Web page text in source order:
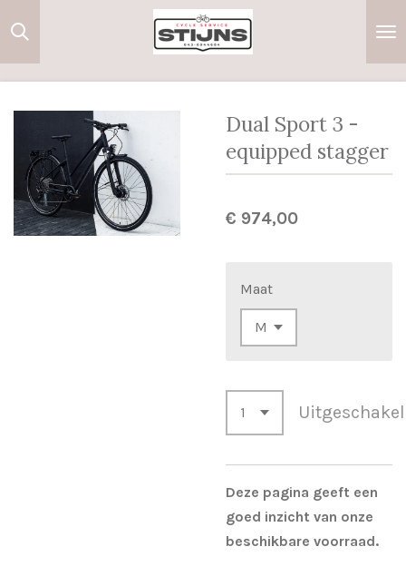
Ga
direct
hoofdinhoud
Dual Sport 3 -
equipped stagger
€ 974,00
Maat
Deze pagina geeft een
goed inzicht van onze
beschikbare voorraad.